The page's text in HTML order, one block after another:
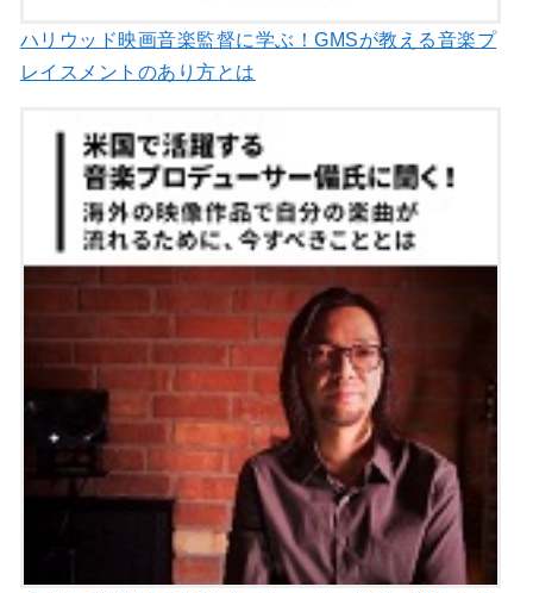
ハリウッド映画音楽監督に学ぶ！GMSが教える音楽プ
レイスメントのあり方とは